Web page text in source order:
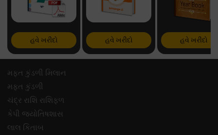
હવે ખરીદો હવે ખરીદો હવે ખરીદો
મફ્ત કુંડળી મિલાન
મફ્ત કુંડળી
ચંદ્ર રાશિ રાશિફળ
કેપી જ્યોતિષશાસ
લાલ કિતાબ